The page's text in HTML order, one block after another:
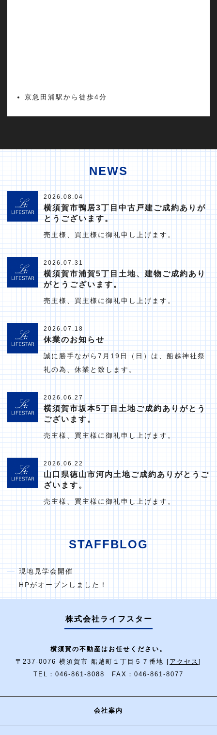
京急田浦駅から徒歩4分
NEWS
2026.08.04
横須賀市鴨居3丁目中古戸建ご成約ありが
とうございます。
売主様、買主様に御礼申し上げます。
2026.07.31
横須賀市浦賀5丁目土地、建物ご成約あり
がとうございます。
売主様、買主様に御礼申し上げます。
2026.07.18
休業のお知らせ
誠に勝手ながら7月19日（日）は、船越神社祭
礼の為、休業と致します。
2026.06.27
横須賀市坂本5丁目土地ご成約ありがとう
ございます。
売主様、買主様に御礼申し上げます。
2026.06.22
山口県徳山市河内土地ご成約ありがとうご
ざいます。
売主様、買主様に御礼申し上げます。
STAFFBLOG
現地見学会開催
HPがオープンしました！
株式会社ライフスター
横須賀の不動産はお任せください。
〒237-0076 横須賀市 船越町１丁目５７番地 [ アクセス ]
TEL：046-861-8088 FAX：046-861-8077
会社案内